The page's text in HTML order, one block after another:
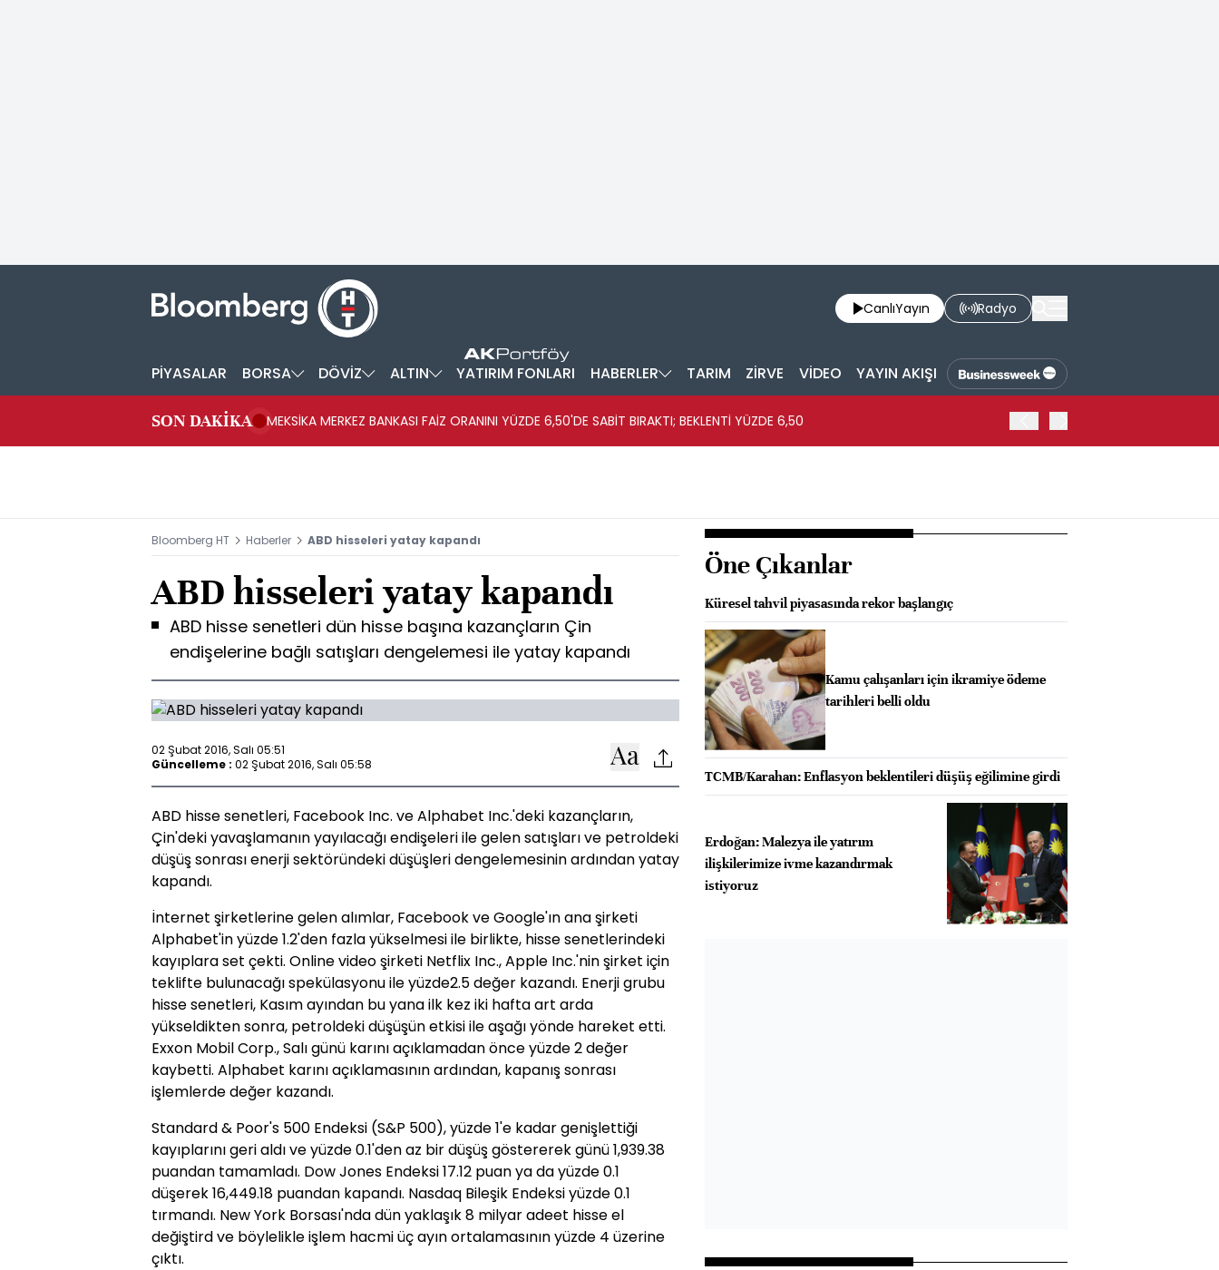
CanlıYayın Radyo
PİYASALAR BORSA DÖVİZ ALTIN YATIRIM FONLARI HABERLER TARIM ZİRVE VİDEO YAYIN AKIŞI
SON DAKİKA MEKSİKA MERKEZ BANKASI FAİZ ORANINI YÜZDE 6,50'DE SABİT BIRAKTI; BEKLENTİ YÜZDE 6,50
Bloomberg HT Haberler ABD hisseleri yatay kapandı
ABD hisseleri yatay kapandı
ABD hisse senetleri dün hisse başına kazançların Çin
endişelerine bağlı satışları dengelemesi ile yatay kapandı
02 Şubat 2016, Salı 05:51
Güncelleme : 02 Şubat 2016, Salı 05:58
ABD hisse senetleri, Facebook Inc. ve Alphabet Inc.'deki kazançların,
Çin'deki yavaşlamanın yayılacağı endişeleri ile gelen satışları ve petroldeki
düşüş sonrası enerji sektöründeki düşüşleri dengelemesinin ardından yatay
kapandı.
İnternet şirketlerine gelen alımlar, Facebook ve Google'ın ana şirketi
Alphabet'in yüzde 1.2'den fazla yükselmesi ile birlikte, hisse senetlerindeki
kayıplara set çekti. Online video şirketi Netflix Inc., Apple Inc.'nin şirket için
teklifte bulunacağı spekülasyonu ile yüzde2.5 değer kazandı. Enerji grubu
hisse senetleri, Kasım ayından bu yana ilk kez iki hafta art arda
yükseldikten sonra, petroldeki düşüşün etkisi ile aşağı yönde hareket etti.
Exxon Mobil Corp., Salı günü karını açıklamadan önce yüzde 2 değer
kaybetti. Alphabet karını açıklamasının ardından, kapanış sonrası
işlemlerde değer kazandı.
Standard & Poor's 500 Endeksi (S&P 500), yüzde 1'e kadar genişlettiği
kayıplarını geri aldı ve yüzde 0.1'den az bir düşüş göstererek günü 1,939.38
puandan tamamladı. Dow Jones Endeksi 17.12 puan ya da yüzde 0.1
düşerek 16,449.18 puandan kapandı. Nasdaq Bileşik Endeksi yüzde 0.1
tırmandı. New York Borsası'nda dün yaklaşık 8 milyar adeet hisse el
değiştird ve böylelikle işlem hacmi üç ayın ortalamasının yüzde 4 üzerine
çıktı.
Öne Çıkanlar
Küresel tahvil piyasasında rekor başlangıç
Kamu çalışanları için ikramiye ödeme
tarihleri belli oldu
TCMB/Karahan: Enflasyon beklentileri düşüş eğilimine girdi
Erdoğan: Malezya ile yatırım
ilişkilerimize ivme kazandırmak
istiyoruz